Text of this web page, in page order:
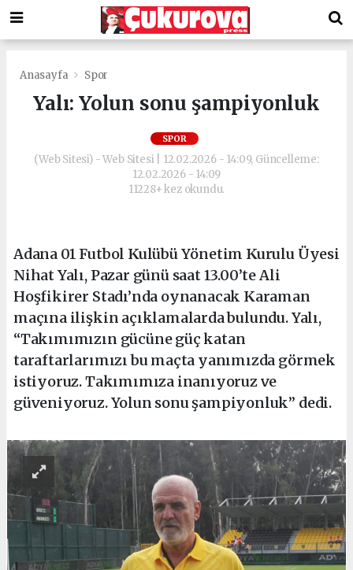
Anasayfa Spor
Yalı: Yolun sonu şampiyonluk
SPOR
(Web Sitesi) - Web Sitesi | 12.02.2026 - 14:09, Güncelleme:
12.02.2026 - 14:09
11228+ kez okundu.
Adana 01 Futbol Kulübü Yönetim Kurulu Üyesi
Nihat Yalı, Pazar günü saat 13.00’te Ali
Hoşfikirer Stadı’nda oynanacak Karaman
maçına ilişkin açıklamalarda bulundu. Yalı,
“Takımımızın gücüne güç katan
taraftarlarımızı bu maçta yanımızda görmek
istiyoruz. Takımımıza inanıyoruz ve
güveniyoruz. Yolun sonu şampiyonluk” dedi.